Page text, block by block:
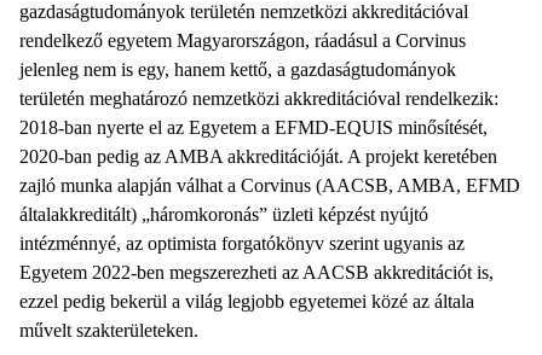
gazdaságtudományok területén nemzetközi akkreditációval
rendelkező egyetem Magyarországon, ráadásul a Corvinus
jelenleg nem is egy, hanem kettő, a gazdaságtudományok
területén meghatározó nemzetközi akkreditációval rendelkezik:
2018-ban nyerte el az Egyetem a EFMD-EQUIS minősítését,
2020-ban pedig az AMBA akkreditációját. A projekt keretében
zajló munka alapján válhat a Corvinus (AACSB, AMBA, EFMD
általakkreditált) „háromkoronás” üzleti képzést nyújtó
intézménnyé, az optimista forgatókönyv szerint ugyanis az
Egyetem 2022-ben megszerezheti az AACSB akkreditációt is,
ezzel pedig bekerül a világ legjobb egyetemei közé az általa
művelt szakterületeken.